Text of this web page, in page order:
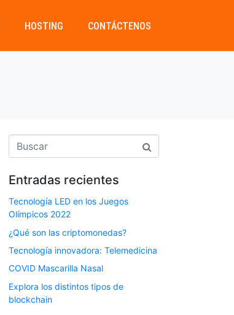
HOSTING CONTÁCTENOS
Entradas recientes
Tecnología LED en los Juegos
Olímpicos 2022
¿Qué son las criptomonedas?
Tecnología innovadora: Telemedicina
COVID Mascarilla Nasal
Explora los distintos tipos de
blockchain